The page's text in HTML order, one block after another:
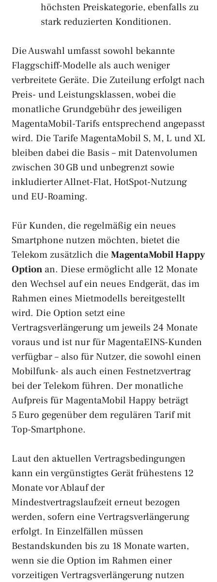
höchsten Preiskategorie, ebenfalls zu
stark reduzierten Konditionen.
Die Auswahl umfasst sowohl bekannte
Flaggschiff-Modelle als auch weniger
verbreitete Geräte. Die Zuteilung erfolgt nach
Preis- und Leistungsklassen, wobei die
monatliche Grundgebühr des jeweiligen
MagentaMobil-Tarifs entsprechend angepasst
wird. Die Tarife MagentaMobil S, M, L und XL
bleiben dabei die Basis – mit Datenvolumen
zwischen 30 GB und unbegrenzt sowie
inkludierter Allnet-Flat, HotSpot-Nutzung
und EU-Roaming.
Für Kunden, die regelmäßig ein neues
Smartphone nutzen möchten, bietet die
Telekom zusätzlich dieMagentaMobil Happy
Option an. Diese ermöglicht alle 12 Monate
den Wechsel auf ein neues Endgerät, das im
Rahmen eines Mietmodells bereitgestellt
wird. Die Option setzt eine
Vertragsverlängerung um jeweils 24 Monate
voraus und ist nur für MagentaEINS-Kunden
verfügbar – also für Nutzer, die sowohl einen
Mobilfunk- als auch einen Festnetzvertrag
bei der Telekom führen. Der monatliche
Aufpreis für MagentaMobil Happy beträgt
5 Euro gegenüber dem regulären Tarif mit
Top-Smartphone.
Laut den aktuellen Vertragsbedingungen
kann ein vergünstigtes Gerät frühestens 12
Monate vor Ablauf der
Mindestvertragslaufzeit erneut bezogen
werden, sofern eine Vertragsverlängerung
erfolgt. In Einzelfällen müssen
Bestandskunden bis zu 18 Monate warten,
wenn sie die Option im Rahmen einer
vorzeitigen Vertragsverlängerung nutzen